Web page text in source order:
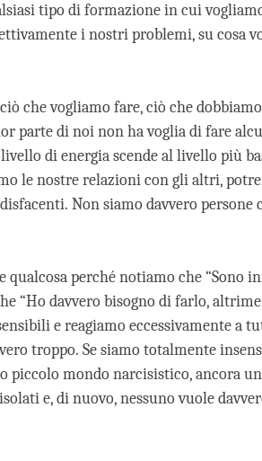
tipo di formazione in cui
i nostri problemi, su cosa
che vogliamo fare, ciò che
parte di noi non ha voglia di fare
di energia scende al livello più
le nostre relazioni con gli altri,
Non siamo davvero persone
perché notiamo che “Sono
“Ho davvero bisogno di farlo,
e reagiamo eccessivamente a
troppo. Se siamo totalmente
piccolo mondo narcisistico, ancora
e, di nuovo, nessuno vuole